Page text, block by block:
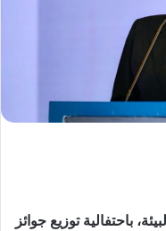
باحتفالية توزيع جوائز